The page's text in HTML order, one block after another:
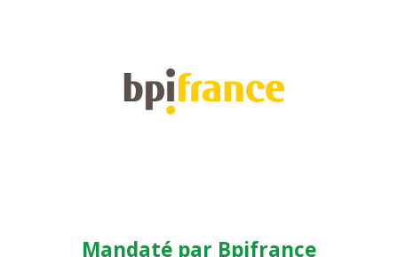
Mandaté par Bpifrance